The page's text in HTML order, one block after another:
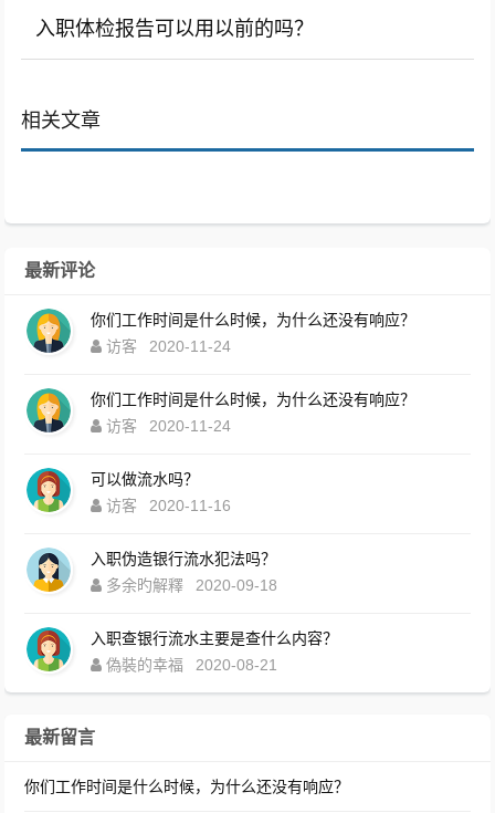
入职体检报告可以用以前的吗？
相关文章
最新评论
你们工作时间是什么时候，为什么还没有响应？
访客
2020-11-24
你们工作时间是什么时候，为什么还没有响应？
访客
2020-11-24
可以做流水吗？
访客
2020-11-16
入职伪造银行流水犯法吗？
多余旳解釋
2020-09-18
入职查银行流水主要是查什么内容？
偽裝的幸福
2020-08-21
最新留言
你们工作时间是什么时候，为什么还没有响应？